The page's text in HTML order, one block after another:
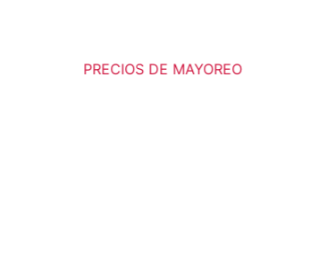
PRECIOS DE MAYOREO